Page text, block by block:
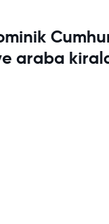
araba